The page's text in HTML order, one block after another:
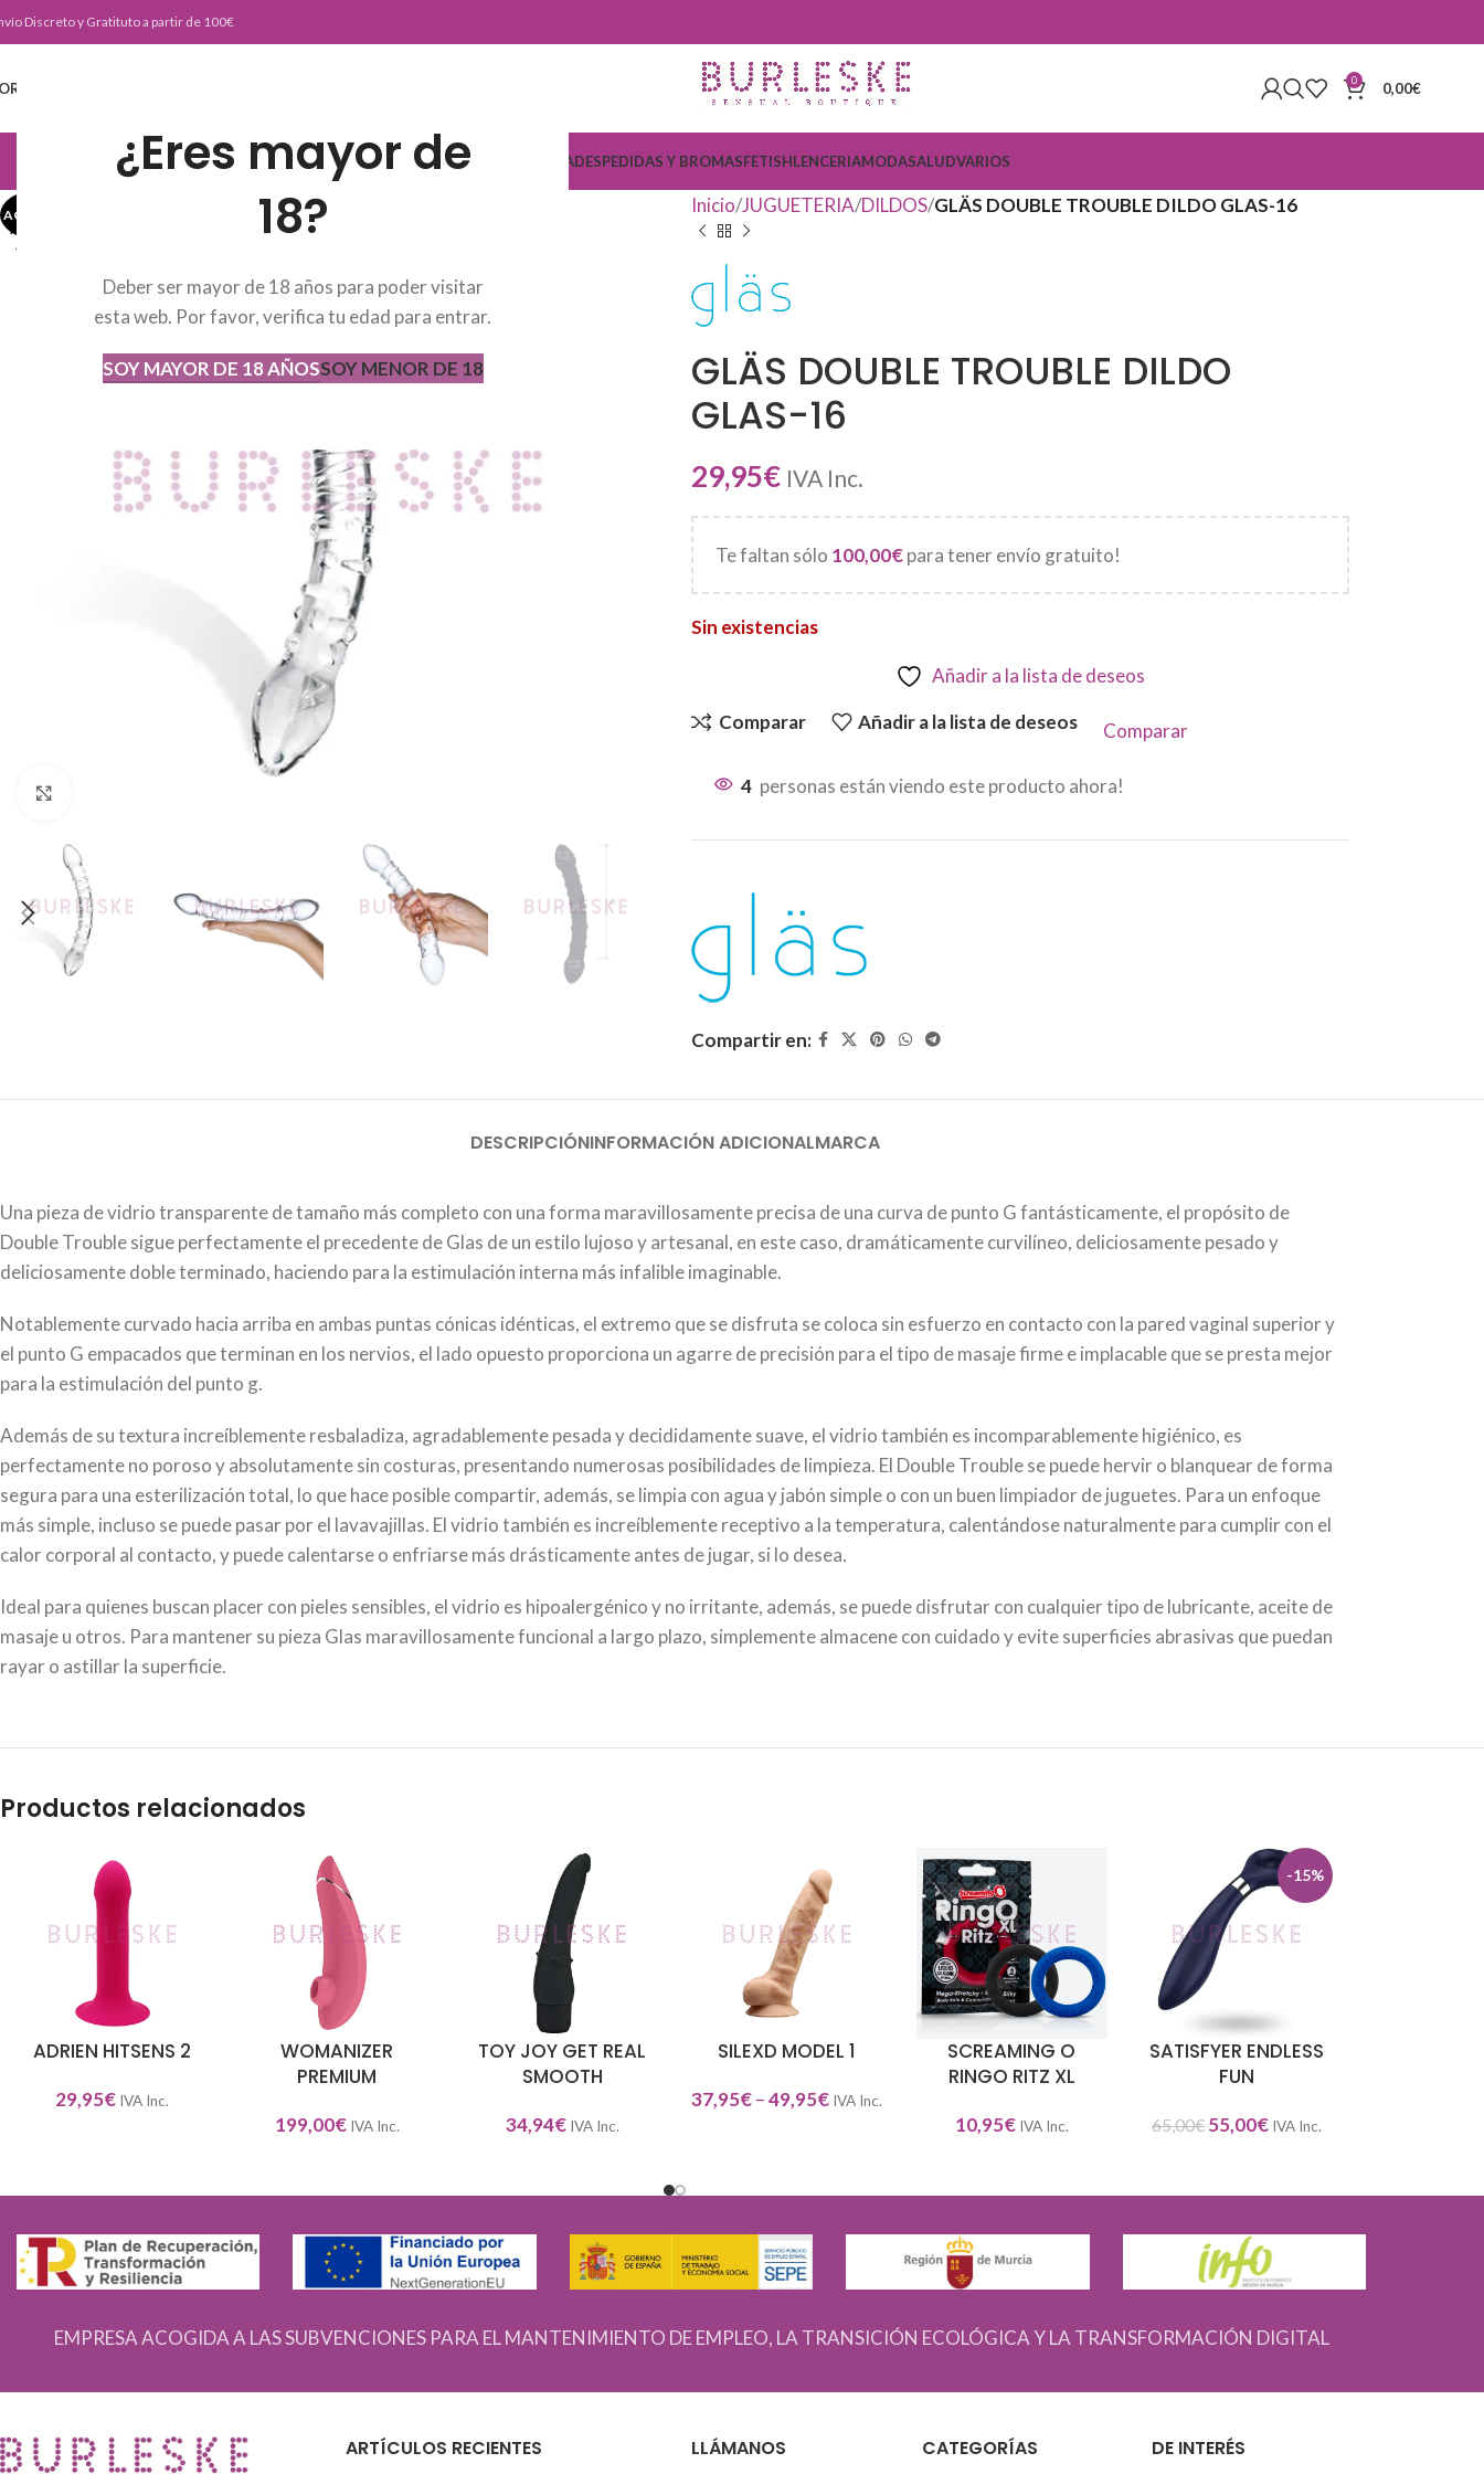
¿Eres mayor de
18?
Deber ser mayor de 18 años para poder visitar
esta web. Por favor, verifica tu edad para entrar.
SOY MAYOR DE 18 AÑOSSOY MENOR DE 18
Discreto y Gratituto a partir de 100€
0 0,00€
JUGUETERIA COSMETICADESPEDIDAS Y BROMASFETISHLENCERIAMODASALUDVARIOS
AGOT
ADO
AGOTADO Inicio JUGUETERIA DILDOS GLÄS DOUBLE TROUBLE DILDO GLAS-16
GLÄS DOUBLE TROUBLE DILDO
GLAS-16
29,95€ IVA Inc.
Te faltan sólo 100,00€para tener envío gratuito!
Sin existencias
Añadir a la lista de deseos
Comparar Añadir a la lista de deseos Comparar
4 personas están viendo este producto ahora!
Compartir en:
DESCRIPCIÓNINFORMACIÓN ADICIONALMARCA
Una pieza de vidrio transparente de tamaño más completo con una forma maravillosamente precisa de una curva de punto G fantásticamente, el propósito de
Double Trouble sigue perfectamente el precedente de Glas de un estilo lujoso y artesanal, en este caso, dramáticamente curvilíneo, deliciosamente pesado y
deliciosamente doble terminado, haciendo para la estimulación interna más infalible imaginable.
Notablemente curvado hacia arriba en ambas puntas cónicas idénticas, el extremo que se disfruta se coloca sin esfuerzo en contacto con la pared vaginal superior y
el punto G empacados que terminan en los nervios, el lado opuesto proporciona un agarre de precisión para el tipo de masaje firme e implacable que se presta mejor
para la estimulación del punto g.
Además de su textura increíblemente resbaladiza, agradablemente pesada y decididamente suave, el vidrio también es incomparablemente higiénico, es
perfectamente no poroso y absolutamente sin costuras, presentando numerosas posibilidades de limpieza. El Double Trouble se puede hervir o blanquear de forma
segura para una esterilización total, lo que hace posible compartir, además, se limpia con agua y jabón simple o con un buen limpiador de juguetes. Para un enfoque
más simple, incluso se puede pasar por el lavavajillas. El vidrio también es increíblemente receptivo a la temperatura, calentándose naturalmente para cumplir con el
calor corporal al contacto, y puede calentarse o enfriarse más drásticamente antes de jugar, si lo desea.
Ideal para quienes buscan placer con pieles sensibles, el vidrio es hipoalergénico y no irritante, además, se puede disfrutar con cualquier tipo de lubricante, aceite de
masaje u otros. Para mantener su pieza Glas maravillosamente funcional a largo plazo, simplemente almacene con cuidado y evite superficies abrasivas que puedan
rayar o astillar la superficie.
Productos relacionados
AÑADIR AL CARRITO
ADRIEN HITSENS 2
29,95€ IVA Inc.
SELECCIONAR OPCIONES
WOMANIZER
PREMIUM
199,00€ IVA Inc.
SELECCIONAR OPCIONES
TOY JOY GET REAL
SMOOTH
34,94€ IVA Inc.
SELECCIONAR OPCIONES
SILEXD MODEL 1
37,95€–49,95€ IVA Inc.
SELECCIONAR OPCIONES
SCREAMING O
RINGO RITZ XL
10,95€ IVA Inc.
-15%
SELECCIONAR OPCIONES
SATISFYER ENDLESS
FUN
65,00€ 55,00€ IVA Inc.
EMPRESA ACOGIDA A LAS SUBVENCIONES PARA EL MANTENIMIENTO DE EMPLEO, LA TRANSICIÓN ECOLÓGICA Y LA TRANSFORMACIÓN DIGITAL
ARTÍCULOS RECIENTES LLÁMANOS CATEGORÍAS DE INTERÉS